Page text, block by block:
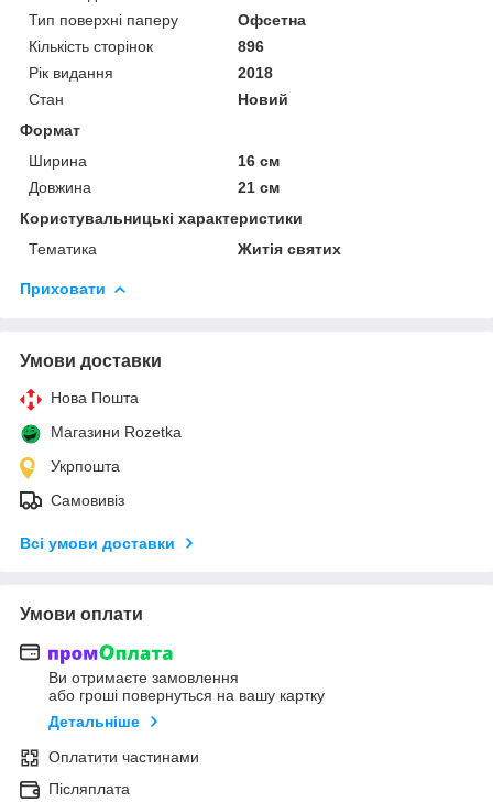
Тип поверхні паперу
Офсетна
Кількість сторінок
896
Рік видання
2018
Стан
Новий
Формат
Ширина
16 см
Довжина
21 см
Користувальницькі характеристики
Тематика
Житія святих
Приховати
Умови доставки
Нова Пошта
Магазини Rozetka
Укрпошта
Самовивіз
Всі умови доставки
Умови оплати
Ви отримаєте замовлення
або гроші повернуться на вашу картку
Детальніше
Оплатити частинами
Післяплата